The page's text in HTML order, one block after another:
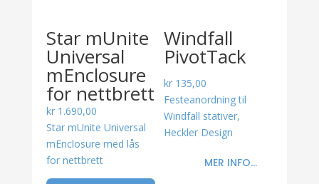
Star mUnite
Universal
mEnclosure
for nettbrett
kr1.690,00
Star mUnite Universal
mEnclosure med lås
for nettbrett
Windfall
PivotTack
kr 135,00
Festeanordning til
Windfall stativer,
Heckler Design
MER INFO...